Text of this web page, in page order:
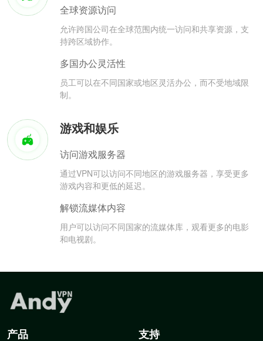
全球资源访问
允许跨国公司在全球范围内统一访问和共享资源，支
持跨区域协作。
多国办公灵活性
员工可以在不同国家或地区灵活办公，而不受地域限
制。
游戏和娱乐
访问游戏服务器
通过VPN可以访问不同地区的游戏服务器，享受更多
游戏内容和更低的延迟。
解锁流媒体内容
用户可以访问不同国家的流媒体库，观看更多的电影
和电视剧。
产品 支持